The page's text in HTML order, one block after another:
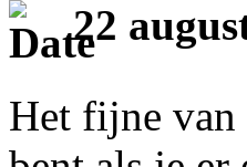
22
Het fijne van